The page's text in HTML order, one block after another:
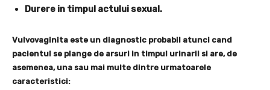
Durere in timpul actului sexual.
Vulvovaginita este un diagnostic probabil atunci cand
pacientul se plange de arsuri in timpul urinarii si are, de
asemenea, una sau mai multe dintre urmatoarele
caracteristici: